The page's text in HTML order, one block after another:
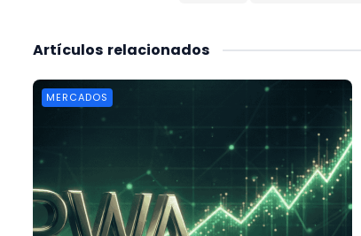
relacionados
Artículos
MERCADOS